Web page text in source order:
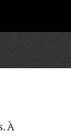
À